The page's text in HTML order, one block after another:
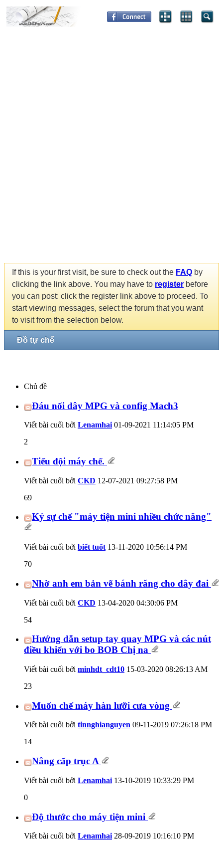
If this is your first visit, be sure to check out the FAQ by
clicking the link above. You may have to register before
you can post: click the register link above to proceed. To
start viewing messages, select the forum that you want
to visit from the selection below.
Đồ tự chế
Chủ đề
Đáu nối dây MPG và config Mach3
Viết bài cuối bởi Lenamhai 01-09-2021 11:14:05 PM
2
Tiểu đội máy chế.
Viết bài cuối bởi CKD 12-07-2021 09:27:58 PM
69
Ký sự chế "máy tiện mini nhiều chức năng"
Viết bài cuối bởi biết tuốt 13-11-2020 10:56:14 PM
70
Nhờ anh em bản vẽ bánh răng cho dây đai
Viết bài cuối bởi CKD 13-04-2020 04:30:06 PM
54
Hướng dẫn setup tay quay MPG và các nút
điều khiển với bo BOB Chị na
Viết bài cuối bởi minhdt_cdt10 15-03-2020 08:26:13 AM
23
Muốn chế máy hàn lưỡi cưa vòng
Viết bài cuối bởi tinnghianguyen 09-11-2019 07:26:18 PM
14
Nâng cấp trục A
Viết bài cuối bởi Lenamhai 13-10-2019 10:33:29 PM
0
Độ thước cho máy tiện mini
Viết bài cuối bởi Lenamhai 28-09-2019 10:16:10 PM